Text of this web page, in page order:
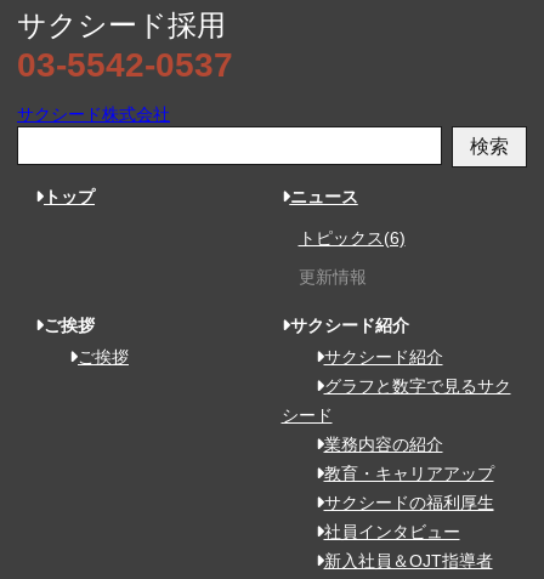
サクシード採用
03-5542-0537
サクシード株式会社
検索
トップ ニュース
トピックス(6)
更新情報
ご挨拶
ご挨拶
サクシード紹介
サクシード紹介
グラフと数字で見るサク
シード
業務内容の紹介
教育・キャリアアップ
サクシードの福利厚生
社員インタビュー
新入社員＆OJT指導者